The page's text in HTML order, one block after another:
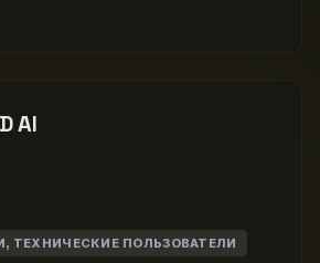
AI
ТЕХНИЧЕСКИЕ ПОЛЬЗОВАТЕЛИ